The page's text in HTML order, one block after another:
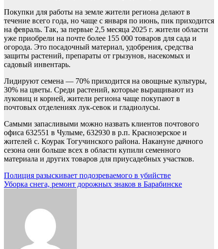
Покупки для работы на земле жители региона делают в
течение всего года, но чаще с января по июнь, пик приходится
на февраль. Так, за первые 2,5 месяца 2025 г. жители области
уже приобрели на почте более 155 000 товаров для сада и
огорода. Это посадочный материал, удобрения, средства
защиты растений, препараты от грызунов, насекомых и
садовый инвентарь.
Лидируют семена — 70% приходится на овощные культуры,
30% на цветы. Среди растений, которые выращивают из
луковиц и корней, жители региона чаще покупают в
почтовых отделениях лук-севок и гладиолусы.
Самыми запасливыми можно назвать клиентов почтового
офиса 632551 в Чулыме, 632930 в р.п. Краснозерское и
жителей с. Коурак Тогучинского района. Накануне дачного
сезона они больше всех в области купили семенного
материала и других товаров для приусадебных участков.
Навигация
по
Полиция разыскивает подозреваемого в убийстве
Уборка снега, ремонт дорожных знаков в Барабинске